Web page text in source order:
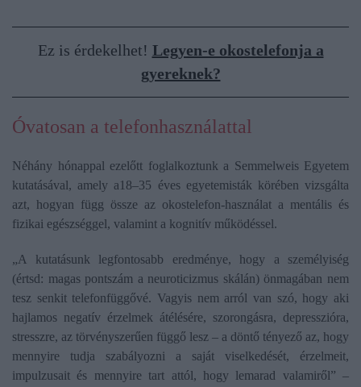
Ez is érdekelhet! Legyen-e okostelefonja a
gyereknek?
Óvatosan a telefonhasználattal
Néhány hónappal ezelőtt foglalkoztunk a Semmelweis Egyetem
kutatásával, amely a18–35 éves egyetemisták körében vizsgálta
azt, hogyan függ össze az okostelefon-használat a mentális és
fizikai egészséggel, valamint a kognitív működéssel.
„A kutatásunk legfontosabb eredménye, hogy a személyiség
(értsd: magas pontszám a neuroticizmus skálán) önmagában nem
tesz senkit telefonfüggővé. Vagyis nem arról van szó, hogy aki
hajlamos negatív érzelmek átélésére, szorongásra, depresszióra,
stresszre, az törvényszerűen függő lesz – a döntő tényező az, hogy
mennyire tudja szabályozni a saját viselkedését, érzelmeit,
impulzusait és mennyire tart attól, hogy lemarad valamiről” –